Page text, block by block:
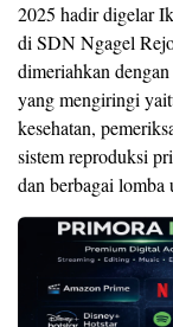
2025 hadir digelar
di SDN Ngagel
dimeriahkan
yang mengiringi
kesehatan,
sistem reproduksi
dan berbagai lomba